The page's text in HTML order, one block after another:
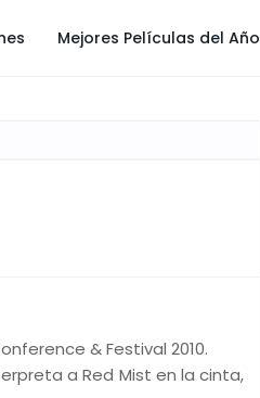
Mejores Películas del Año
& Festival 2010.
a Red Mist en la cinta,